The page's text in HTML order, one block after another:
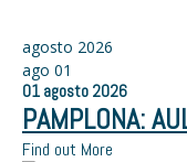
agosto 2026
ago 01
01 agosto 2026
PAMPLONA:
Find out More